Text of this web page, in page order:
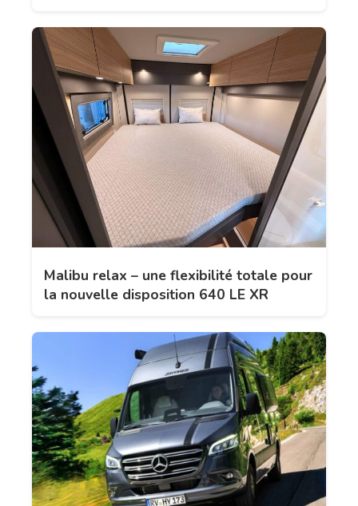
Malibu relax – une flexibilité totale pour
la nouvelle disposition 640 LE XR